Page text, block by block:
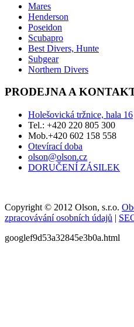
Mares
Henderson
Poseidon
Scubapro
Best Divers, Hunte
Subgear
Northern Divers
PRODEJNA A
Holešovická tržnice, hala 16
Tel.: +420 220 805 300
Mob.+420 602 158 558
Otevírací doba
olson@olson.cz
DORUČENÍ ZÁSILEK
Copyright © 2012 Olson, s.r.o.
zpracovávání osobních údajů |
googlef9d53a32845e3b0a.html